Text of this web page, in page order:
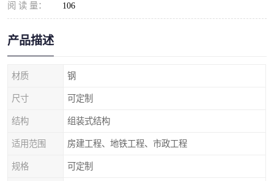
阅 读 量： 106
产品描述
材质 钢
尺寸 可定制
结构 组装式结构
适用范围 房建工程、地铁工程、市政工程
规格 可定制